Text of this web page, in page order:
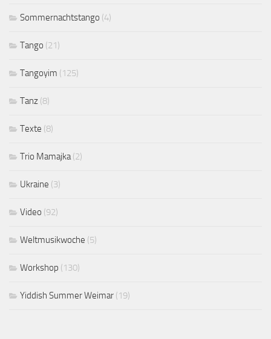
Sommernachtstango (4)
Tango (21)
Tangoyim (125)
Tanz (8)
Texte (8)
Trio Mamajka(2)
Ukraine (3)
Video (92)
Weltmusikwoche (5)
Workshop (130)
Yiddish Summer Weimar (19)